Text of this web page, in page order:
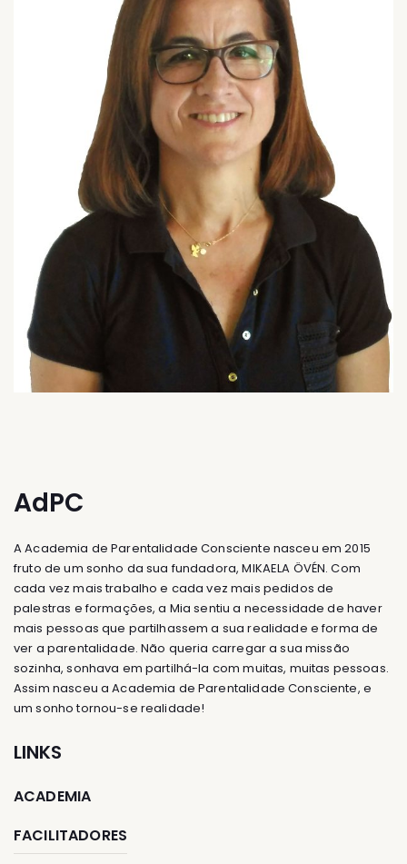
AdPC
A Academia de Parentalidade Consciente nasceu em 2015
fruto de um sonho da sua fundadora, MIKAELA ÖVÉN. Com
cada vez mais trabalho e cada vez mais pedidos de
palestras e formações, a Mia sentiu a necessidade de haver
mais pessoas que partilhassem a sua realidade e forma de
ver a parentalidade. Não queria carregar a sua missão
sozinha, sonhava em partilhá-la com muitas, muitas pessoas.
Assim nasceu a Academia de Parentalidade Consciente, e
um sonho tornou-se realidade!
LINKS
ACADEMIA
FACILITADORES